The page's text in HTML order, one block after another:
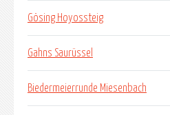
Gösing Hoyossteig
Gahns Saurüssel
Biedermeierrunde Miesenbach